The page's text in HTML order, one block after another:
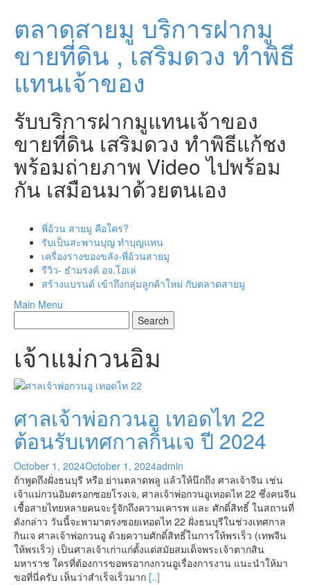
contentตลาดสายมู บริการฝากมู
ขายที่ดิน , เสริมดวง ทำพิธี
แทนเจ้าของ
รับบริการฝากมูแทนเจ้าของ
ขายที่ดิน เสริมดวง ทำพิธีแก้ชง
พร้อมถ่ายภาพ Video ไปพร้อม
กัน เสมือนมาด้วยตนเอง
พี่อ้วน สายมู คือใคร?
รับเป็นสะพานบุญ ทำบุญแทน
เครื่องรางของขลัง-พี่อ้วนสายมู
รีวิว- ธำมรงค์ อจ.โอเล่
สร้างแบรนด์ เข้าถึงกลุ่มลูกค้าใหม่ กับตลาดสายมู
Main Menu
เจ้าแม่กวนอิม
ศาลเจ้าพ่อกวนอู เทอดไท 22
ต้อนรับเทศกาลกินเจ ปี 2024
October 1, 2024October 1, 2024admin
ถ้าพูดถึงฝั่งธนบุรี หรือ ย่านตลาดพลู แล้วให้นึกถึง ศาลเจ้าจีน เช่น
เจ้าแม่กวนอิมตรอกซอยโรงเจ, ศาลเจ้าพ่อกวนอูเทอดไท 22 ซึ่งคนจีน
เชื้อสายไทยหลายคนจะรู้จักถึงความเคารพ และ ศักดิ์สิทธิ์ ในสถานที่
ดังกล่าว วันนี้จะพามาตรงซอยเทอดไท 22 ฝั่งธนบุรีในช่วงเทศกาล
กินเจ ศาลเจ้าพ่อกวนอู ด้วยความศักดิ์สิทธิ์ในการให้พรเร็ว (เทพจีน
ให้พรเร็ว) เป็นศาลเจ้าเก่าแก่ตั้งแต่สมัยสมเด็จพระเจ้าตากสิน
มหาราช ใครที่ต้องการขอพรอากงกวนอูเรื่องการงาน แนะนำให้มา
ขอที่นี่ครับ เห็นว่าสำเร็จเร็วมาก [..]